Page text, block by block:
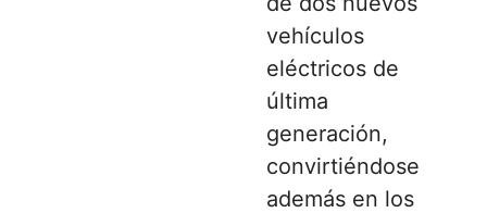
vehículos
eléctricos de
última
generación,
convirtiéndose
además en los